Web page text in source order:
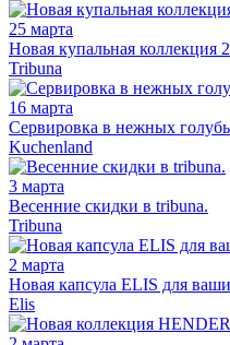
25 марта
Новая купальная коллекция
Tribuna
16 марта
Сервировка в нежных
Kuchenland
3 марта
Весенние скидки в tribuna.
Tribuna
2 марта
Новая капсула ELIS для
Elis